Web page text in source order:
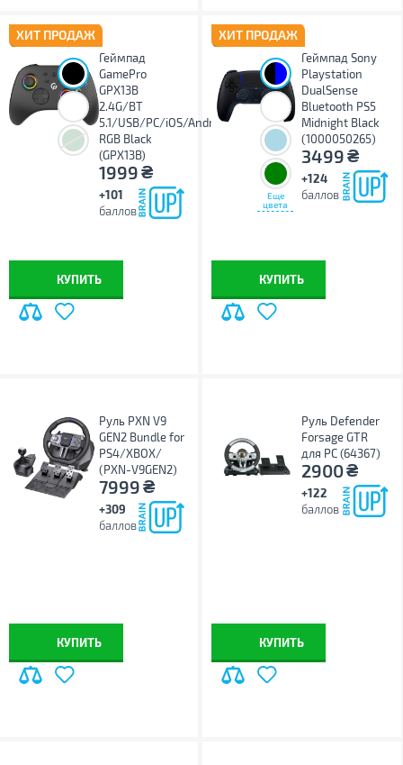
ХИТ ПРОДАЖ
Геймпад
GamePro
GPX13B
2.4G/BT
5.1/USB/PC/iOS/Android
RGB Black
(GPX13B)
1999₴
+101
баллов
КУПИТЬ
ХИТ ПРОДАЖ
Еще
цвета
Геймпад Sony
Playstation
DualSense
Bluetooth PS5
Midnight Black
(1000050265)
3499₴
+124
баллов
КУПИТЬ
Руль PXN V9
GEN2 Bundle for
PS4/XBOX/
(PXN-V9GEN2)
7999₴
+309
баллов
КУПИТЬ
Руль Defender
Forsage GTR
для PC (64367)
2900₴
+122
баллов
КУПИТЬ